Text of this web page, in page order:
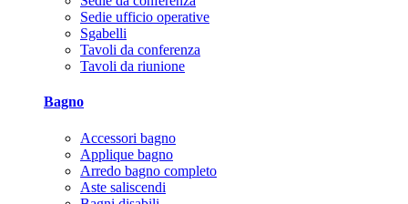
Sedie ufficio operative
Sgabelli
Tavoli da conferenza
Tavoli da riunione
Bagno
Accessori bagno
Applique bagno
Arredo bagno completo
Aste saliscendi